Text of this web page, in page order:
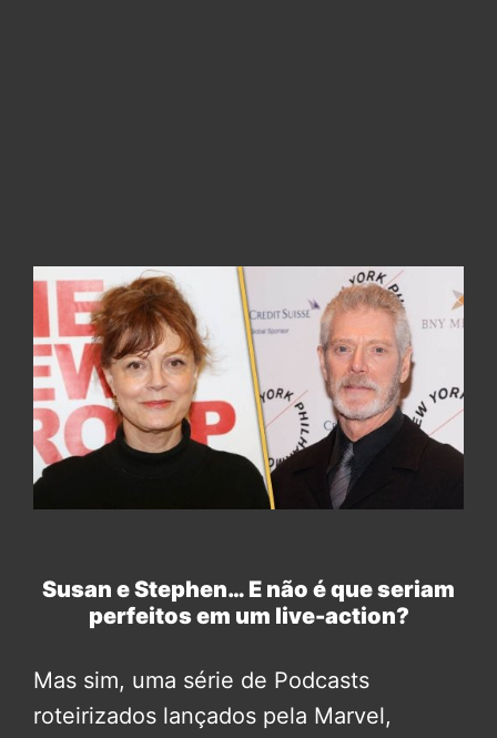
Susan e Stephen… E não é que seriam
perfeitos em um live-action?
Mas sim, uma série de Podcasts
roteirizados lançados pela Marvel,